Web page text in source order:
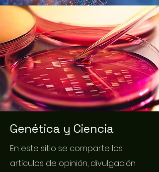
Genética y Ciencia
En este sitio se comparte los
artículos de opinión, divulgación